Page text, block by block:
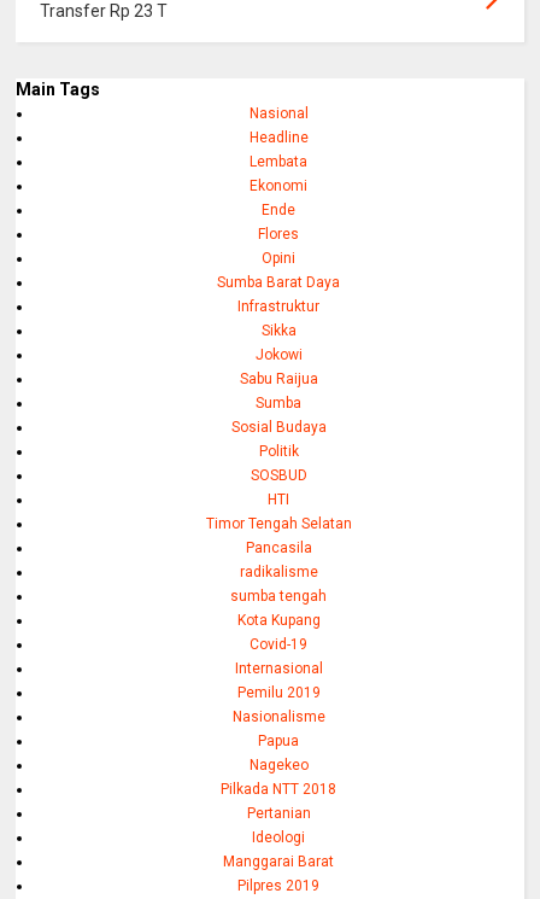
Transfer Rp 23 T
Main Tags
Nasional
Headline
Lembata
Ekonomi
Ende
Flores
Opini
Sumba Barat Daya
Infrastruktur
Sikka
Jokowi
Sabu Raijua
Sumba
Sosial Budaya
Politik
SOSBUD
HTI
Timor Tengah Selatan
Pancasila
radikalisme
sumba tengah
Kota Kupang
Covid-19
Internasional
Pemilu 2019
Nasionalisme
Papua
Nagekeo
Pilkada NTT 2018
Pertanian
Ideologi
Manggarai Barat
Pilpres 2019